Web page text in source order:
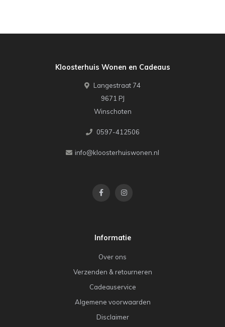
Kloosterhuis Wonen en Cadeaus
Langestraat 74
9671 PJ
Winschoten
0597-412506
info@kloosterhuiswonen.nl
Informatie
Over ons
Verzenden & retourneren
Cadeauservice
Algemene voorwaarden
Disclaimer